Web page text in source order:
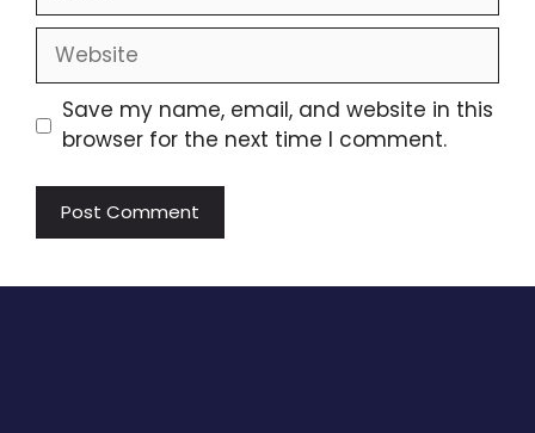
Website
Save my name, email, and website in this
browser for the next time I comment.